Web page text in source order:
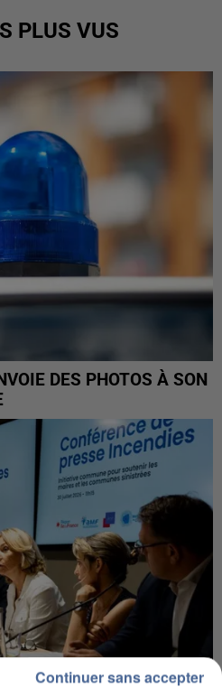
PLUS VUS
DES PHOTOS À SON
Continuer sans accepter